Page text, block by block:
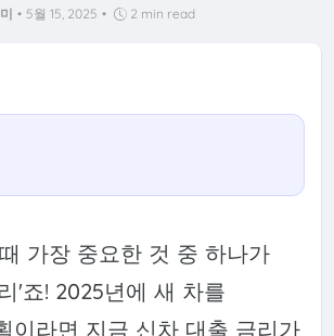
• 5월 15, 2025 • 2 min read
가장 중요한 것 중 하나가
'죠! 2025년에 새 차를
이라면 지금 신차 대출 금리가